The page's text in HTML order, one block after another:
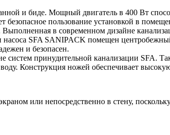
и биде. Мощный двигатель в 400 Вт
безопасное пользование установкой в
в современном дизайне
SFA SANIPACK помещен
и безопасен.
принудительной канализации SFA.
Конструкция ножей обеспечивает
или непосредственно в стену,